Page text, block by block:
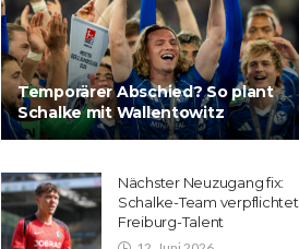
Temporärer Abschied? So plant
Schalke mit Wallentowitz
Nächster Neuzugang fix:
Schalke-Team verpflichtet
Freiburg-Talent